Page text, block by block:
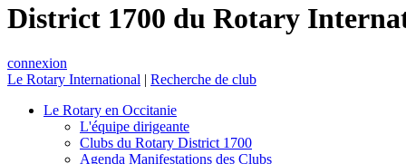
District 1700 du Rotary
connexion
Le Rotary International | Recherche de club
Le Rotary en Occitanie
L'équipe dirigeante
Clubs du Rotary District 1700
Agenda Manifestations des Clubs